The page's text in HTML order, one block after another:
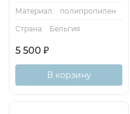
Материал:
полипропилен
Страна:
Бельгия
5 500 ₽
В корзину